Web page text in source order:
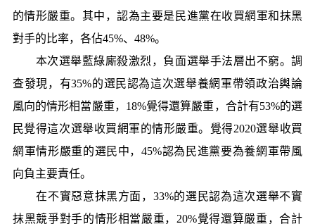
的情形嚴重。其中，認為主要是民進黨在收買網軍和抹黑
對手的比率，各佔45%、48%。
本次選舉藍綠廝殺激烈，負面選舉手法層出不窮。調
查發現，有35%的選民認為這次選舉養網軍帶領政治輿論
風向的情形相當嚴重，18%覺得還算嚴重，合計有53%的選
民覺得這次選舉收買網軍的情形嚴重。覺得2020選舉收買
網軍情形嚴重的選民中，45%認為民進黨要為養網軍帶風
向負主要責任。
在不實惡意抹黑方面，33%的選民認為這次選舉不實
抹黑競爭對手的情形相當嚴重，20%覺得還算嚴重，合計